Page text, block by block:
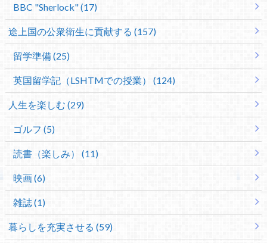
BBC "Sherlock" (17)
途上国の公衆衛生に貢献する (157)
留学準備 (25)
英国留学記（LSHTMでの授業） (124)
人生を楽しむ (29)
ゴルフ (5)
読書（楽しみ） (11)
映画 (6)
雑誌 (1)
暮らしを充実させる (59)